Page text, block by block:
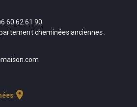
60 62 61 90
cheminées anciennes :
location_on